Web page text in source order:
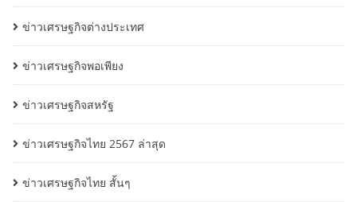
ข่าวเศรษฐกิจต่างประเทศ
ข่าวเศรษฐกิจพอเพียง
ข่าวเศรษฐกิจสหรัฐ
ข่าวเศรษฐกิจไทย 2567 ล่าสุด
ข่าวเศรษฐกิจไทย สั้นๆ